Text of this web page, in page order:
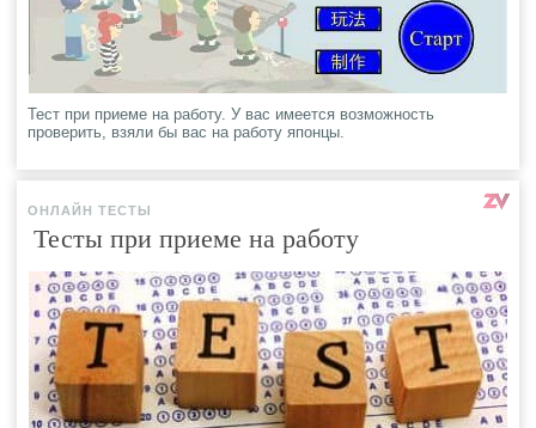
Тест при приеме на работу. У вас имеется возможность
проверить, взяли бы вас на работу японцы.
ОНЛАЙН ТЕСТЫ
Тесты при приеме на работу